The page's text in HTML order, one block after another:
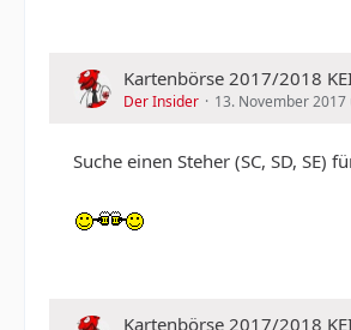
Kartenbörse 2017/2018
Der Insider 13. November 2017
Suche einen Steher (SC, SD,
Kartenbörse 2017/2018